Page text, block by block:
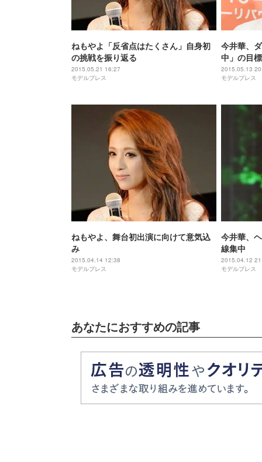
ねもやよ「反省点はたくさん」自身初
の挑戦を振り返る
2015.05.21 16:27
モデルプレス
今井華、
中」の目
2015.05.13
モデルプレス
ねもやよ、舞台初出演に向けて意気込
み
2015.04.14 12:38
モデルプレス
今井華、
線集中
2015.04.12
モデルプレス
あなたにおすすめの記事